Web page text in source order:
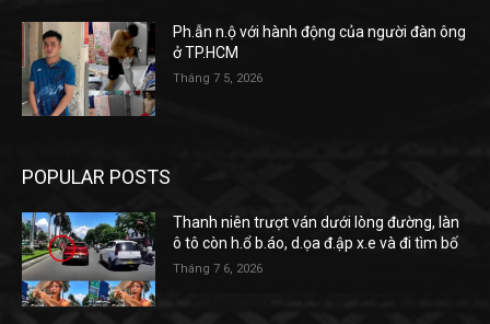
Ph.ẫn n.ộ với hành động của người đàn ông
ở TP.HCM
Tháng 7 5, 2026
POPULAR POSTS
Thanh niên trượt ván dưới lòng đường, làn
ô tô còn h.ổ b.áo, d.ọa đ.ập x.e và đi tìm bố
Tháng 7 6, 2026